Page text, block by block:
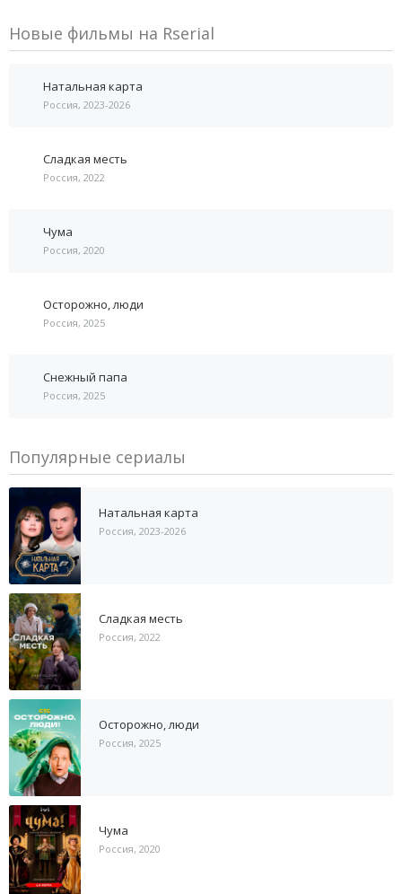
Новые фильмы на Rserial
Натальная карта
Россия, 2023-2026
Сладкая месть
Россия, 2022
Чума
Россия, 2020
Осторожно, люди
Россия, 2025
Снежный папа
Россия, 2025
Популярные сериалы
Натальная карта
Россия, 2023-2026
Сладкая месть
Россия, 2022
Осторожно, люди
Россия, 2025
Чума
Россия, 2020